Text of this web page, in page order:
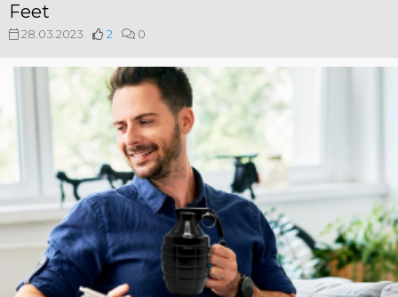
Feet
28.03.2023 2 0